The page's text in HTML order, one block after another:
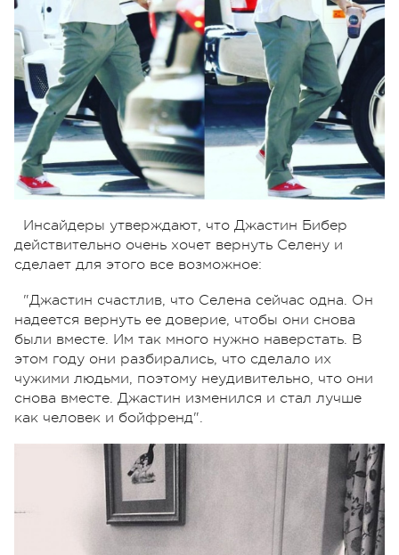
Инсайдеры утверждают, что Джастин Бибер
действительно очень хочет вернуть Селену и
сделает для этого все возможное:
"Джастин счастлив, что Селена сейчас одна. Он
надеется вернуть ее доверие, чтобы они снова
были вместе. Им так много нужно наверстать. В
этом году они разбирались, что сделало их
чужими людьми, поэтому неудивительно, что они
снова вместе. Джастин изменился и стал лучше
как человек и бойфренд".